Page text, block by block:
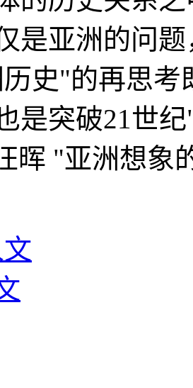
是亚洲的问
史"的再思考
是突破21世
晖 "亚洲想象